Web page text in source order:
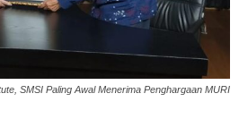
SMSI Paling Awal Menerima Penghargaan MURI